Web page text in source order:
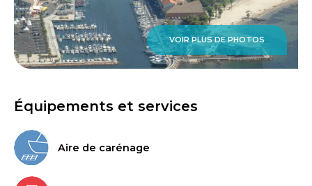
VOIR PLUS DE PHOTOS
Équipements et services
Aire de carénage